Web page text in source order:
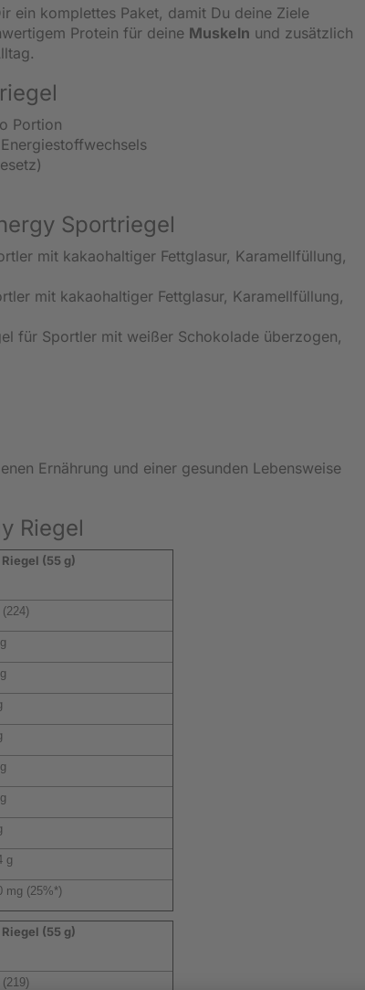
ein komplettes Paket, damit Du deine Ziele
Protein für deine Muskeln und zusätzlich
Portion
Sportriegel
mit kakaohaltiger Fettglasur, Karamellfüllung,
mit kakaohaltiger Fettglasur, Karamellfüllung,
für Sportler mit weißer Schokolade überzogen,
Ernährung und einer gesunden Lebensweise
Riegel
Riegel (55 g)
(224)
g
mg (25%*)
Riegel (55 g)
(219)